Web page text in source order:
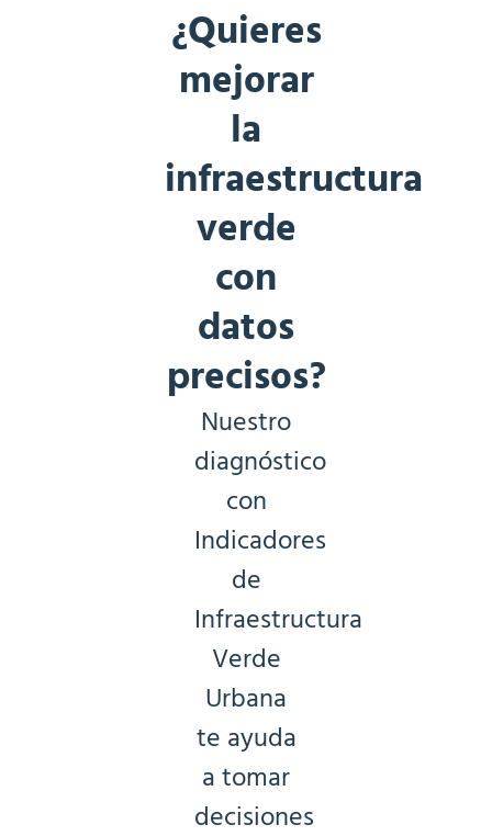
¿Quieres
mejorar
la
infraestructura
verde
con
datos
precisos?
Nuestro
diagnóstico
con
Indicadores
de
Infraestructura
Verde
Urbana
te ayuda
a tomar
decisiones